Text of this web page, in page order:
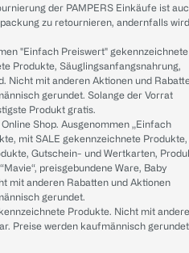
der PAMPERS Einkäufe ist
zu retournieren, andernfalls wird
"Einfach Preiswert" gekennzeichnete
Produkte, Säuglingsanfangsnahrung,
Nicht mit anderen Aktionen und
gerundet. Solange der Vorrat
Produkt gratis.
Shop. Ausgenommen „Einfach
mit SALE gekennzeichnete Produkte,
Gutschein- und Wertkarten,
preisgebundene Ware, Baby
mit anderen Rabatten und Aktionen
gerundet.
Produkte. Nicht mit
Preise werden kaufmännisch